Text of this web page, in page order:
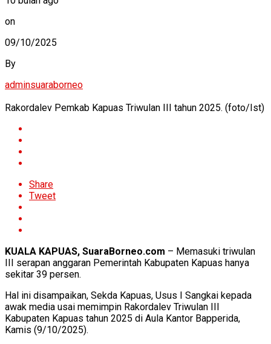
on
09/10/2025
By
adminsuaraborneo
Rakordalev Pemkab Kapuas Triwulan III tahun 2025. (foto/Ist)
Share
Tweet
KUALA KAPUAS, SuaraBorneo.com – Memasuki triwulan
III serapan anggaran Pemerintah Kabupaten Kapuas hanya
sekitar 39 persen.
Hal ini disampaikan, Sekda Kapuas, Usus I Sangkai kepada
awak media usai memimpin Rakordalev Triwulan III
Kabupaten Kapuas tahun 2025 di Aula Kantor Bapperida,
Kamis (9/10/2025).